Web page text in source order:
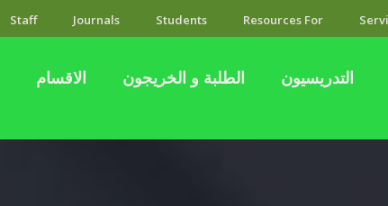
Staff Journals Students Resources For
الاقسام الطلبة و الخريجون
التدريسيون